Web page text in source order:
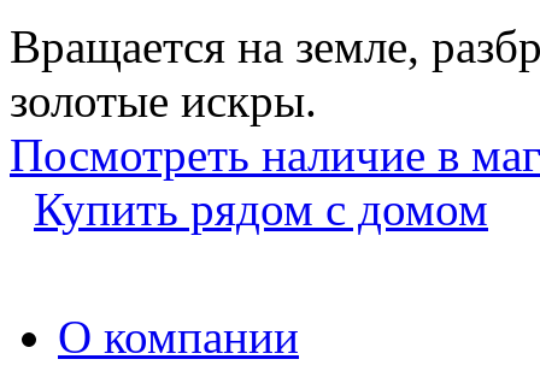
Вращается на земле,
золотые искры.
Посмотреть наличие в
Купить рядом с домом
О компании